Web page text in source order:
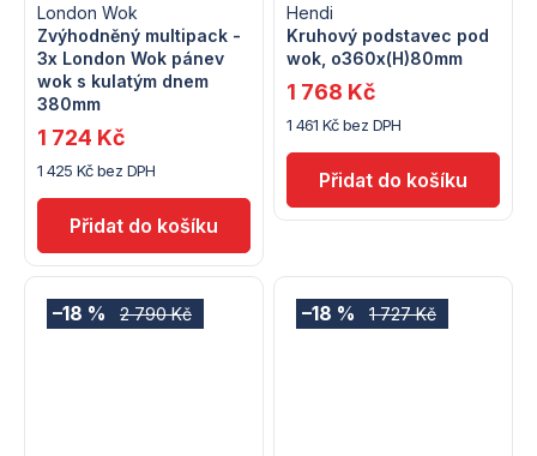
Zvýhodněný multipack -
3x London Wok pánev
wok s kulatým dnem
380mm
London Wok
1 425 Kč bez DPH
1 724 Kč
Kruhový podstavec pod
wok, o360x(H)80mm
Hendi
1 461 Kč bez DPH
1 768 Kč
2 790 Kč
–18 % 1 727 Kč
–18 %